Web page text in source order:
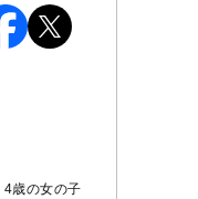
4歳の女の子